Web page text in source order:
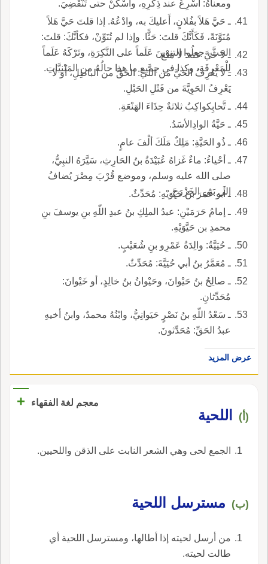
ومعناهُ: أسْرِعْ عند ذِكْرِهِ، واسْكُنْ حتى تَنْقَضِيَ.
ـ حَيَّ هَلاً بفُلانٍ، أَعليكَ به، وادْعُهُ. إذا قلتَ حَيَّ هَلاً
مُنَوَّنَةً، فَكَأَنَّكَ قلتَ: حَثًّا. وإذا لم تُنَوِّنْ، فكأنَّكَ: قلتَ:
الحَثَّ، جعلُوا التنوينَ عَلَماً على النَّكِرَةِ، وتَرْكَهُ عَلَماً
لِلْمَعْرِفَةِ، وكذا في جميع ما هذا حالُهُ من المَبْنِيَّاتِ.
ـ لا حَيَّ عنه: لا مَنْعَ.
ـ لا يَعْرِفُ الحَيَّ من اللَّيِّ: الحَقَّ من الباطِلِ، أَو لا
يَعْرِفُ الحَوِيَّةَ من فَتْلِ الحَبْلِ.
ـ تَّحابِكواكِبُ ثلاثةٌ حِذَاءَ الهَنْعَةِ.
ـ حَيَّةُ الوادِالأسَدُ.
ـ ذُو الحَيَّةِ: مَلِكٌ مَلَكَ ألْفَ عامٍ.
ـ أحْياءُ: ماءٌ غَزاهُ عُبَيْدَةُ بنُ الحَارِثِ، سَيَّرَهُ النبِيُّ،
صلى الله عليه وسلم، وموضع قُرْبَ مِصْرَ يُضافُ
إلى بَني الخَزْرَجِ.
ـ أَبو عُمَرَ بنُ حَيَّوَيْهِ: مُحَدِّثٌ.
ـ إمامُ حَرَمَيْنِ: عبدُ الملِكِ بنُ عبدِ اللّهِ بنِ يوسفَ بنِ
محمدِ بن حَيَّوَيْهِ.
ـ حُيَيَّةُ: والِدَةُ عَمْرِو بنِ شُعَيْبٍ.
ـ مُعَمَّرُ بنُ أبي حُيَيَّةَ: مُحَدِّثٌ.
ـ صالِحُ بنُ حَيْوانَ، وحَيْوانُ بنُ خالِدٍ، أو خَيْوانَ:
مُحَدِّثانِ.
ـ سَعْدُ اللّهِ بنُ نَصْرٍ حَيَوانِيُّ، وابْنُهُ محمدٌ، وابنُ أخيهِ
عبدُ الحَقِّ: مُحَدِّثونَ.
عرض المزيد
معجم لغة الفقهاء +
(أ) ‏اللحية‏
‏الجمع لحى وهي الشعر النابت على الذقن واللحيين‏.
(ب) مسترسل اللحية
من أرسل لحيته إذا أطالها، ومسترسل اللحية أي
طالت لحيته.